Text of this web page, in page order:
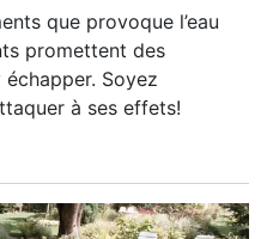
que provoque l’eau
promettent des
Soyez
à ses effets!